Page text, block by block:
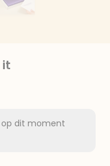
it
op dit moment